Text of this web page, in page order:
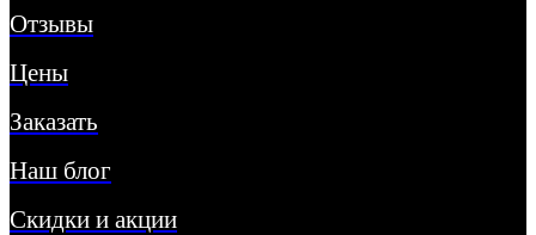
Отзывы
Цены
Заказать
Наш блог
Скидки и акции